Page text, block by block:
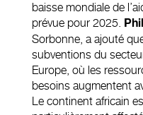
baisse mondiale de
prévue pour 2025.
Sorbonne, a ajouté
subventions du
Europe, où les
besoins augmentent
Le continent africain